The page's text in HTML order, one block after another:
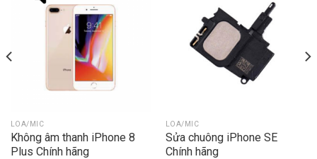
LOA/MIC
Không âm thanh iPhone 8
Plus Chính hãng
LOA/MIC
Sửa chuông iPhone SE
Chính hãng